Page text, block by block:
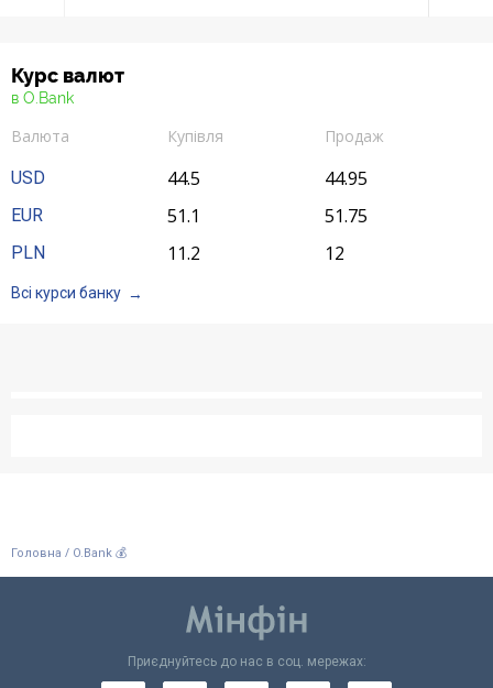
Курс валют
в O.Bank
Валюта Купівля
Продаж
USD
44.5 44.95
EUR 51.1 51.75
PLN 11.2 12
Всі курси банку
Головна / O.Bank 💰
Приєднуйтесь до нас в соц. мережах: